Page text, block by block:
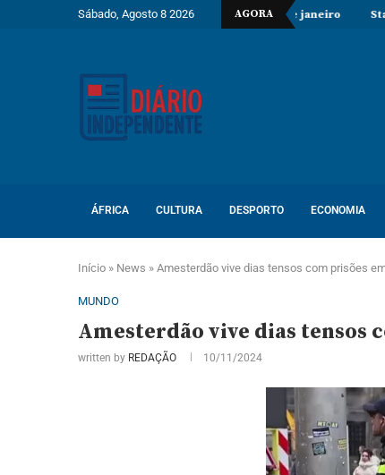
Sábado, Agosto 8 2026 AGORA
em situação irregular desde janeiro Standard Bank
ÁFRICA CULTURA DESPORTO ECONOMIA
Início » News » Amesterdão vive dias tensos com prisões
MUNDO
Amesterdão vive dias tensos
written by REDAÇÃO 10/11/2024